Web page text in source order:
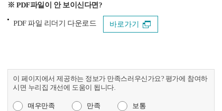
※ PDF파일이 안 보이신다면?
PDF 파일 리더기 다운로드 바로가기
이 페이지에서 제공하는 정보가 만족스러우신가요? 평가에 참여하
시면 누리집 개선에 도움이 됩니다.
매우만족 만족 보통